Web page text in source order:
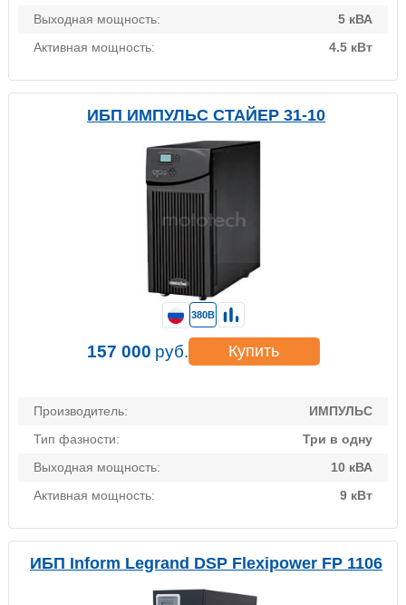
Выходная мощность:
5 кВА
Активная мощность:
4.5 кВт
ИБП ИМПУЛЬС СТАЙЕР 31-10
Производитель:
ИМПУЛЬС
Тип фазности:
Три в одну
Выходная мощность:
10 кВА
Активная мощность:
9 кВт
380В
157 000 руб. Купить
ИБП Inform Legrand DSP Flexipower FP 1106